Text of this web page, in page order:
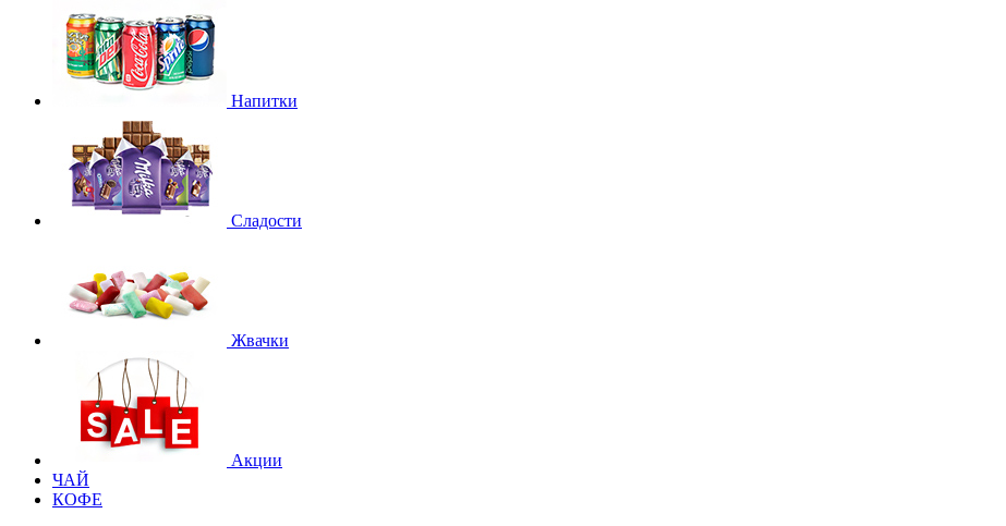
Напитки
Сладости
Жвачки
Акции
ЧАЙ
КОФЕ